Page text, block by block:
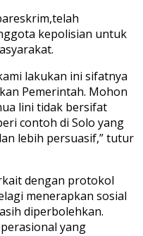
kepolisian untuk
lakukan ini sifatnya
Pemerintah. Mohon
lini tidak bersifat
contoh di Solo yang
lebih persuasif,” tutur
dengan protokol
menerapkan sosial
diperbolehkan.
yang